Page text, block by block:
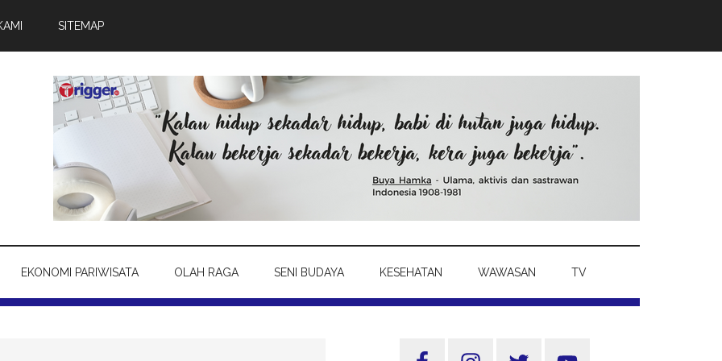
SITEMAP
EKONOMI PARIWISATA OLAH RAGA SENI BUDAYA KESEHATAN WAWASAN TV
Sidebar